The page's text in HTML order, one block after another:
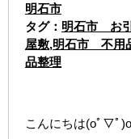
明石市
タグ： 明石市 お
屋敷,明石市 不用
品整理
こんにちは(oﾟ▽ﾟ)o